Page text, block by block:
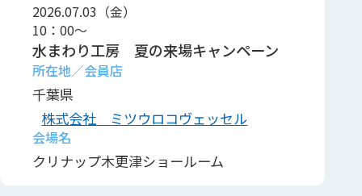
2026.07.03（金）
10：00～
水まわり工房 夏の来場キャンペーン
千葉県
株式会社 ミツウロコヴェッセル
クリナップ木更津ショールーム